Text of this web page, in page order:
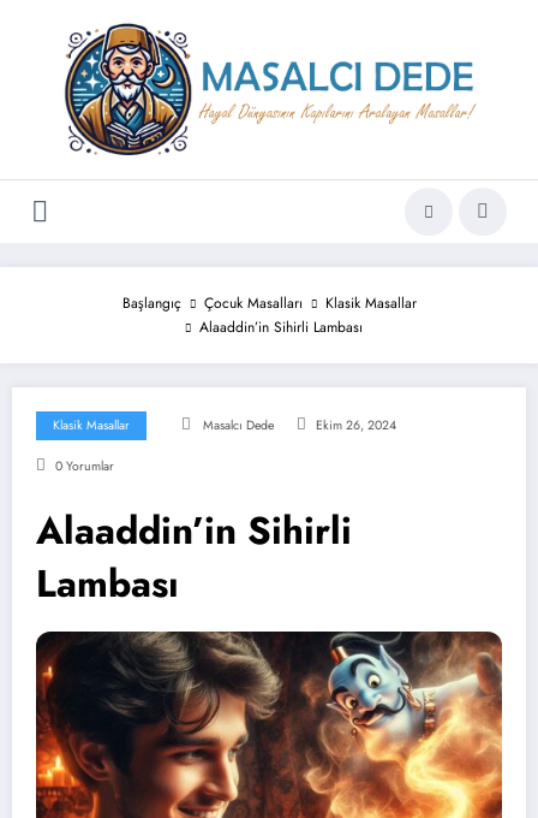
Başlangıç Çocuk Masalları
Klasik Masallar
Alaaddin’in Sihirli Lambası
Klasik Masallar Masalcı Dede Ekim 26, 2024
0 Yorumlar
Alaaddin’in Sihirli
Lambası